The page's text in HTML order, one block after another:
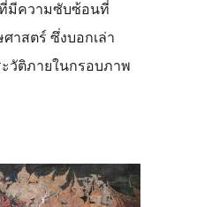
มีความซับซ้อนที่
าสตร์ ซึ่งบอกเล่า
ะวัติภายในกรอบภาพ